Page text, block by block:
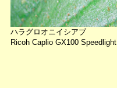
ハラグロオニイシアブ
Ricoh Caplio GX100 Speedlight